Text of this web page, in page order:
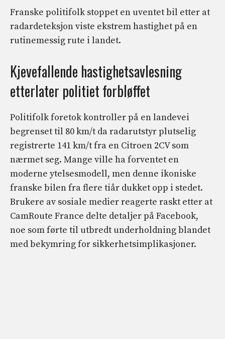
Franske politifolk stoppet en uventet bil etter at
radardeteksjon viste ekstrem hastighet på en
rutinemessig rute i landet.
Kjevefallende hastighetsavlesning
etterlater politiet forbløffet
Politifolk foretok kontroller på en landevei
begrenset til 80 km/t da radarutstyr plutselig
registrerte 141 km/t fra en Citroen 2CV som
nærmet seg. Mange ville ha forventet en
moderne ytelsesmodell, men denne ikoniske
franske bilen fra flere tiår dukket opp i stedet.
Brukere av sosiale medier reagerte raskt etter at
CamRoute France delte detaljer på Facebook,
noe som førte til utbredt underholdning blandet
med bekymring for sikkerhetsimplikasjoner.